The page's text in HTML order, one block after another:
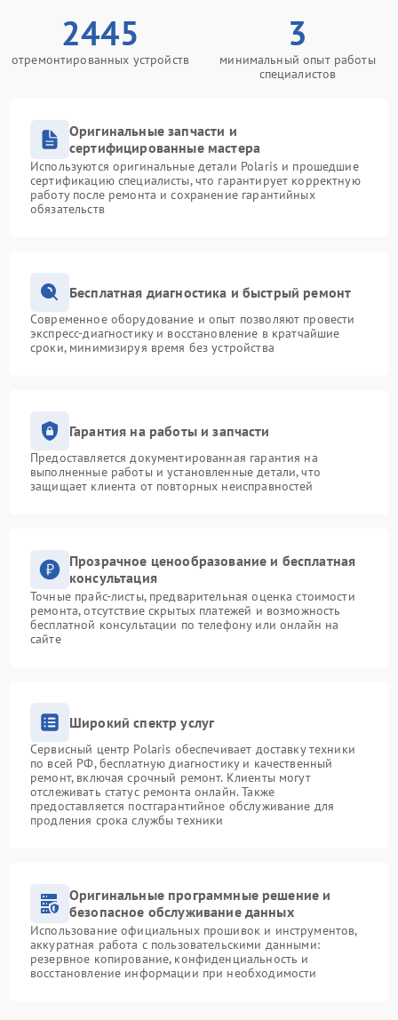
2445
отремонтированных устройств
3
минимальный опыт работы
специалистов
Оригинальные запчасти и
сертифицированные мастера
Используются оригинальные детали Polaris и прошедшие
сертификацию специалисты, что гарантирует корректную
работу после ремонта и сохранение гарантийных
обязательств
Бесплатная диагностика и быстрый ремонт
Современное оборудование и опыт позволяют провести
экспресс-диагностику и восстановление в кратчайшие
сроки, минимизируя время без устройства
Гарантия на работы и запчасти
Предоставляется документированная гарантия на
выполненные работы и установленные детали, что
защищает клиента от повторных неисправностей
Прозрачное ценообразование и бесплатная
консультация
Точные прайс-листы, предварительная оценка стоимости
ремонта, отсутствие скрытых платежей и возможность
бесплатной консультации по телефону или онлайн на
сайте
Широкий спектр услуг
Сервисный центр Polaris обеспечивает доставку техники
по всей РФ, бесплатную диагностику и качественный
ремонт, включая срочный ремонт. Клиенты могут
отслеживать статус ремонта онлайн. Также
предоставляется постгарантийное обслуживание для
продления срока службы техники
Оригинальные программные решение и
безопасное обслуживание данных
Использование официальных прошивок и инструментов,
аккуратная работа с пользовательскими данными:
резервное копирование, конфиденциальность и
восстановление информации при необходимости